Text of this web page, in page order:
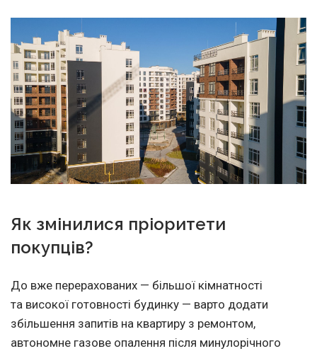
Як змінилися пріоритети
покупців?
До вже перерахованих — більшої кімнатності
та високої готовності будинку — варто додати
збільшення запитів на квартиру з ремонтом,
автономне газове опалення після минулорічного